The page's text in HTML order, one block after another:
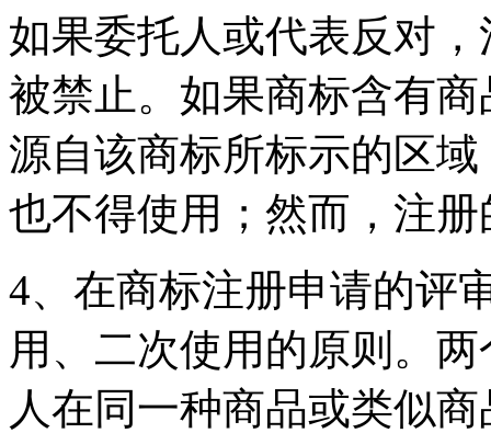
如果委托人或代表反对
被禁止。如果商标含有
源自该商标所标示的区
也不得使用；然而，注
4、在商标注册申请的评
用、二次使用的原则。
人在同一种商品或类似